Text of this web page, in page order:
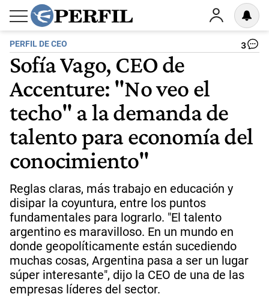
PERFIL DE CEO 3
Sofía Vago, CEO de
Accenture: "No veo el
techo" a la demanda de
talento para economía del
conocimiento"
Reglas claras, más trabajo en educación y
disipar la coyuntura, entre los puntos
fundamentales para lograrlo. "El talento
argentino es maravilloso. En un mundo en
donde geopolíticamente están sucediendo
muchas cosas, Argentina pasa a ser un lugar
súper interesante", dijo la CEO de una de las
empresas líderes del sector.